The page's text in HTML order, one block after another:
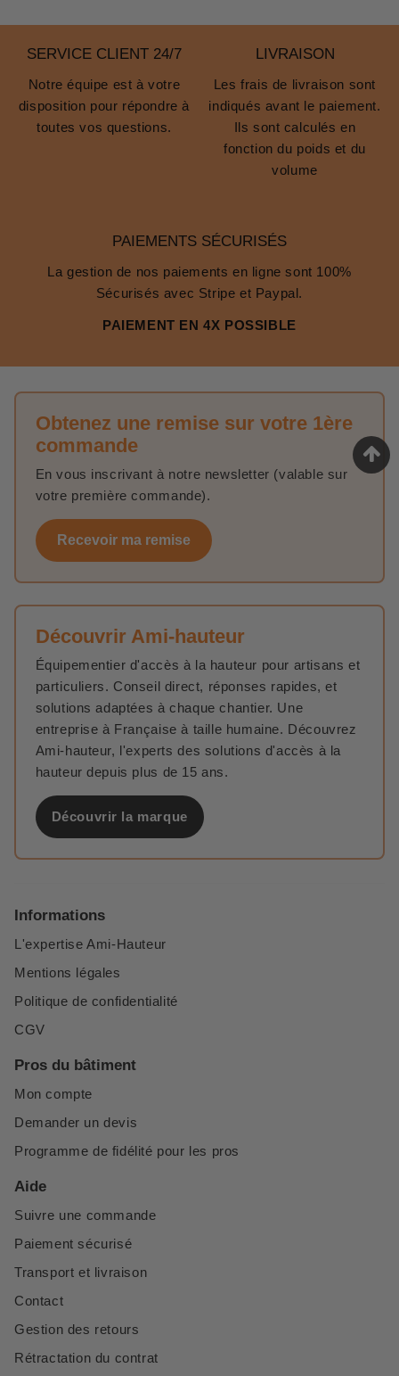
SERVICE CLIENT 24/7
Notre équipe est à votre
disposition pour répondre à
toutes vos questions.
LIVRAISON
Les frais de livraison sont
indiqués avant le paiement.
Ils sont calculés en
fonction du poids et du
volume
PAIEMENTS SÉCURISÉS
La gestion de nos paiements en ligne sont 100%
Sécurisés avec Stripe et Paypal.
PAIEMENT EN 4X POSSIBLE
Obtenez une remise sur votre 1ère
commande
En vous inscrivant à notre newsletter (valable sur
votre première commande).
Recevoir ma remise
Découvrir Ami-hauteur
Équipementier d'accès à la hauteur pour artisans et
particuliers. Conseil direct, réponses rapides, et
solutions adaptées à chaque chantier. Une
entreprise à Française à taille humaine. Découvrez
Ami-hauteur, l'experts des solutions d'accès à la
hauteur depuis plus de 15 ans.
Découvrir la marque
Informations
L'expertise Ami-Hauteur
Mentions légales
Politique de confidentialité
CGV
Pros du bâtiment
Mon compte
Demander un devis
Programme de fidélité pour les pros
Aide
Suivre une commande
Paiement sécurisé
Transport et livraison
Contact
Gestion des retours
Rétractation du contrat